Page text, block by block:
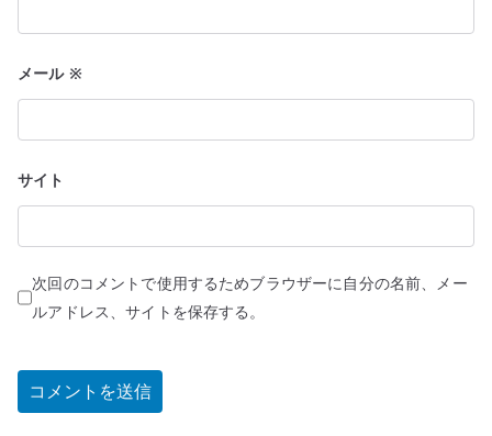
メール ※
サイト
次回のコメントで使用するためブラウザーに自分の名前、メー
ルアドレス、サイトを保存する。